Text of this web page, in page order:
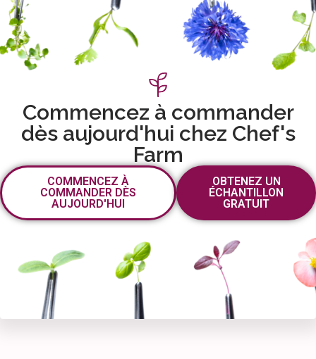
Commencez à commander
dès aujourd'hui chez Chef's
Farm
COMMENCEZ À
COMMANDER DÈS
AUJOURD'HUI
OBTENEZ UN
ÉCHANTILLON
GRATUIT